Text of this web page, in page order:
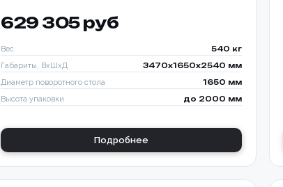
629 305 руб
Вес 540 кг
Габариты, ВхШхД 3470х1650х2540 мм
Диаметр поворотного стола 1650 мм
Высота упаковки до 2000 мм
Подробнее